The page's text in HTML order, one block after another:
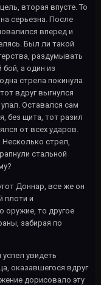
вторая впусте. То
серьезна. После
вперед и
Был ли такой
раздумывать
а один из
стрела покинула
вдруг выгнулся
Оставался сам
без щита, тот разил
от всех ударов.
стрел,
стальной
Доннар, все же он
плоти и
оружие, то другое
забирая по
увидеть
оказавшегося вдруг
дорисовало эту